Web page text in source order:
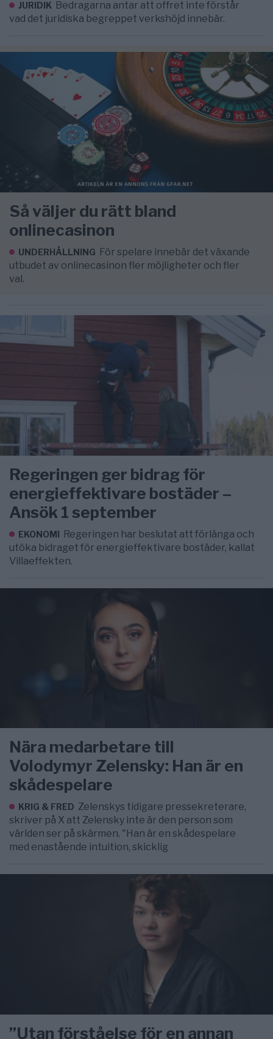
JURIDIK Bedragarna antar att offret inte förstår
vad det juridiska begreppet verkshöjd innebär.
Så väljer du rätt bland
onlinecasinon
UNDERHÅLLNING För spelare innebär det växande
utbudet av onlinecasinon fler möjligheter och fler
val.
Regeringen ger bidrag för
energieffektivare bostäder –
Ansök 1 september
EKONOMI Regeringen har beslutat att förlänga och
utöka bidraget för energieffektivare bostäder, kallat
Villaeffekten.
Nära medarbetare till
Volodymyr Zelensky: Han är en
skådespelare
KRIG & FRED Zelenskys tidigare pressekreterare,
skriver på X att Zelensky inte är den person som
världen ser på skärmen. "Han är en skådespelare
med enastående intuition, skicklig
”Utan förståelse för en annan